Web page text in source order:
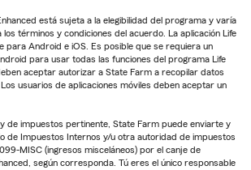
está sujeta a la elegibilidad del programa y varía
los términos y condiciones del acuerdo. La aplicación Life
para Android e iOS. Es posible que se requiera un
para usar todas las funciones del programa Life
aceptar autorizar a State Farm a recopilar datos
usuarios de aplicaciones móviles deben aceptar un
de impuestos pertinente, State Farm puede enviarte y
de Impuestos Internos y/u otra autoridad de impuestos
MISC (ingresos misceláneos) por el canje de
según corresponda. Tú eres el único responsable